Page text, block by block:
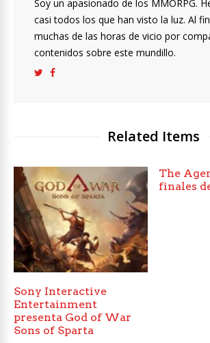
Soy un apasionado de los MMORPG.
casi todos los que han visto la luz. Al
muchas de las horas de vicio por
contenidos sobre este mundillo.
Related Items
Sony Interactive
Entertainment
presenta God of War
Sons of Sparta
The
finales